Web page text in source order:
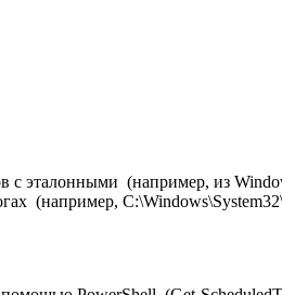
эталонными (например, из
(например,